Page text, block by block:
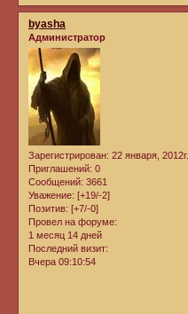
byasha
Администратор
Зарегистрирован: 22 января, 2012г.
Приглашений: 0
Сообщений: 3661
Уважение: [+19/-2]
Позитив: [+7/-0]
Провел на форуме:
1 месяц 14 дней
Последний визит:
Вчера 09:10:54